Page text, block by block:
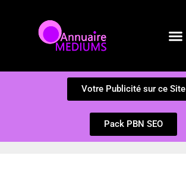
Votre Publicité sur ce Site
Pack PBN SEO